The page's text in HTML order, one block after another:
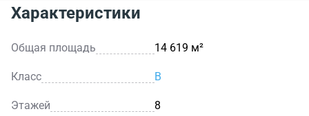
Характеристики
Общая площадь 14 619 м²
Класс B
Этажей 8